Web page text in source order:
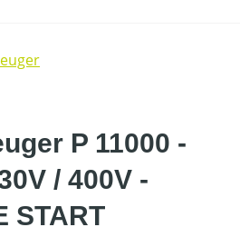
P 11000 -
/ 400V -
START